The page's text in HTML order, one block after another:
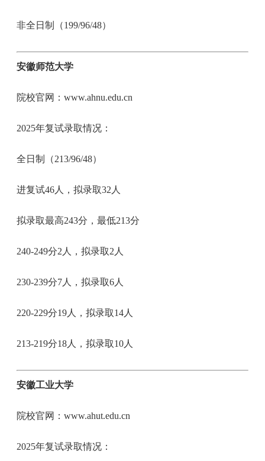
非全日制（199/96/48）
安徽师范大学
院校官网：www.ahnu.edu.cn
2025年复试录取情况：
全日制（213/96/48）
进复试46人，拟录取32人
拟录取最高243分，最低213分
240-249分2人，拟录取2人
230-239分7人，拟录取6人
220-229分19人，拟录取14人
213-219分18人，拟录取10人
安徽工业大学
院校官网：www.ahut.edu.cn
2025年复试录取情况：